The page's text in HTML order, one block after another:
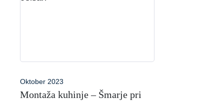
Oktober 2023
Montaža kuhinje – Šmarje pri